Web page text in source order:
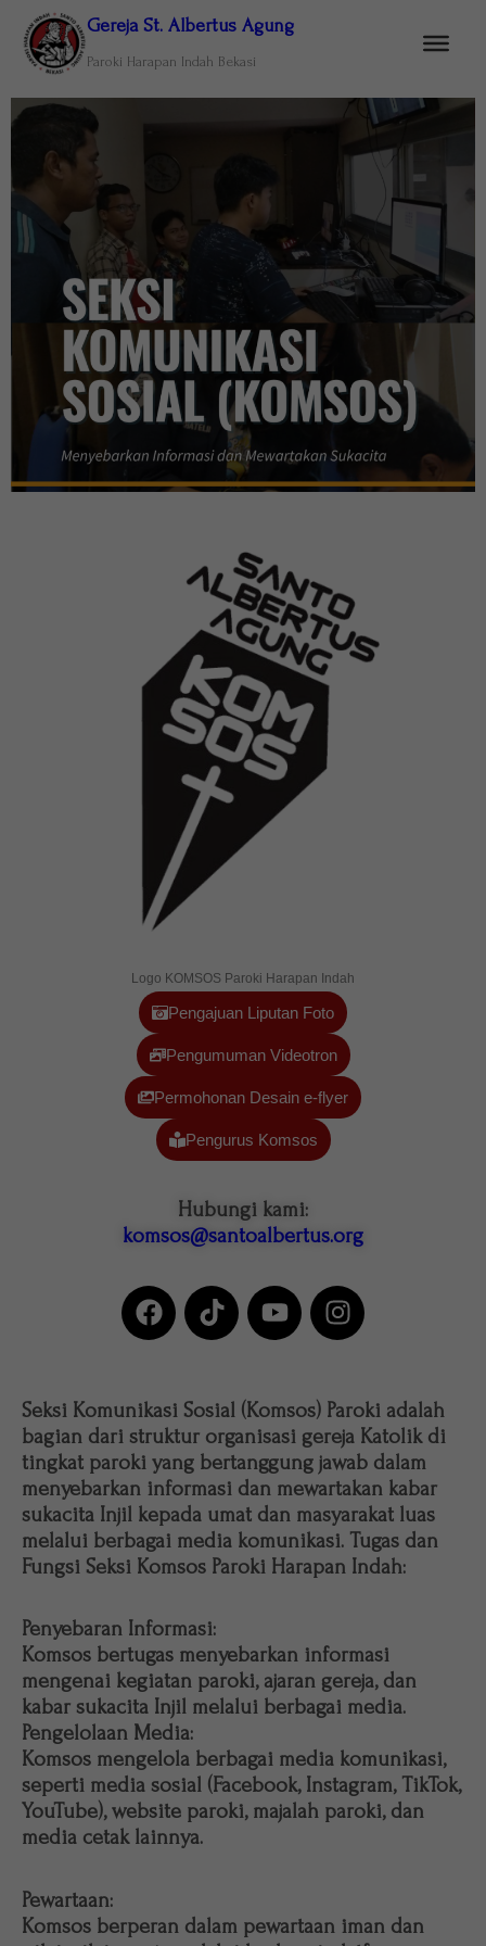
Gereja St. Albertus Agung
Paroki Harapan Indah Bekasi
Logo KOMSOS Paroki Harapan Indah
Pengajuan Liputan Foto
Pengumuman Videotron
Permohonan Desain e-flyer
Pengurus Komsos
Hubungi kami:
komsos@santoalbertus.org
Seksi Komunikasi Sosial (Komsos) Paroki adalah
bagian dari struktur organisasi gereja Katolik di
tingkat paroki yang bertanggung jawab dalam
menyebarkan informasi dan mewartakan kabar
sukacita Injil kepada umat dan masyarakat luas
melalui berbagai media komunikasi. Tugas dan
Fungsi Seksi Komsos Paroki Harapan Indah:
Penyebaran Informasi:
Komsos bertugas menyebarkan informasi
mengenai kegiatan paroki, ajaran gereja, dan
kabar sukacita Injil melalui berbagai media.
Pengelolaan Media:
Komsos mengelola berbagai media komunikasi,
seperti media sosial (Facebook, Instagram, TikTok,
YouTube), website paroki, majalah paroki, dan
media cetak lainnya.
Pewartaan:
Komsos berperan dalam pewartaan iman dan